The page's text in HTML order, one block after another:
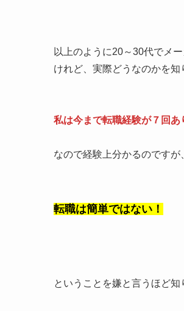
以上のように20～30代でメ
けれど、実際どうなのかを
私は今まで転職経験が７回あ
なので経験上分かるのですが
転職は簡単ではない！
ということを嫌と言うほど知